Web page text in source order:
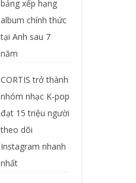
bảng xếp hạng
album chính thức
tại Anh sau 7
năm
CORTIS trở thành
nhóm nhạc K-pop
đạt 15 triệu người
theo dõi
Instagram nhanh
nhất